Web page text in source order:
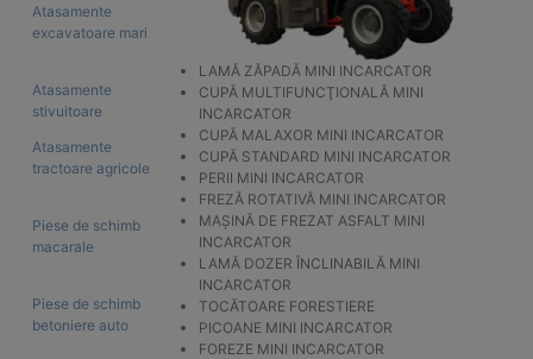
Atasamente
excavatoare mari
Atasamente
stivuitoare
Atasamente
tractoare agricole
Piese de schimb
macarale
Piese de schimb
betoniere auto
LAMĂ ZĂPADĂ MINI INCARCATOR
CUPĂ MULTIFUNCŢIONALĂ MINI
INCARCATOR
CUPĂ MALAXOR MINI INCARCATOR
CUPĂ STANDARD MINI INCARCATOR
PERII MINI INCARCATOR
FREZĂ ROTATIVĂ MINI INCARCATOR
MAȘINĂ DE FREZAT ASFALT MINI
INCARCATOR
LAMĂ DOZER ÎNCLINABILĂ MINI
INCARCATOR
TOCĂTOARE FORESTIERE
PICOANE MINI INCARCATOR
FOREZE MINI INCARCATOR